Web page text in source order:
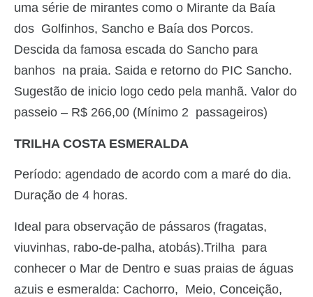
uma série de mirantes como o Mirante da Baía
dos Golfinhos, Sancho e Baía dos Porcos.
Descida da famosa escada do Sancho para
banhos na praia. Saida e retorno do PIC Sancho.
Sugestão de inicio logo cedo pela manhã. Valor do
passeio – R$ 266,00 (Mínimo 2 passageiros)
TRILHA COSTA ESMERALDA
Período: agendado de acordo com a maré do dia.
Duração de 4 horas.
Ideal para observação de pássaros (fragatas,
viuvinhas, rabo-de-palha, atobás).Trilha para
conhecer o Mar de Dentro e suas praias de águas
azuis e esmeralda: Cachorro, Meio, Conceição,